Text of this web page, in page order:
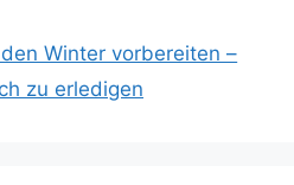
Winter vorbereiten –
zu erledigen